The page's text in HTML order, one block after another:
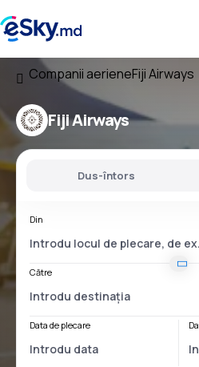
Companii aerieneFiji Airways
Fiji Airways
Dus-întors
Din
Către
Data de plecare